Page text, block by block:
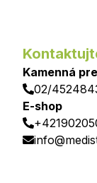
Kamenná
02/
E-shop